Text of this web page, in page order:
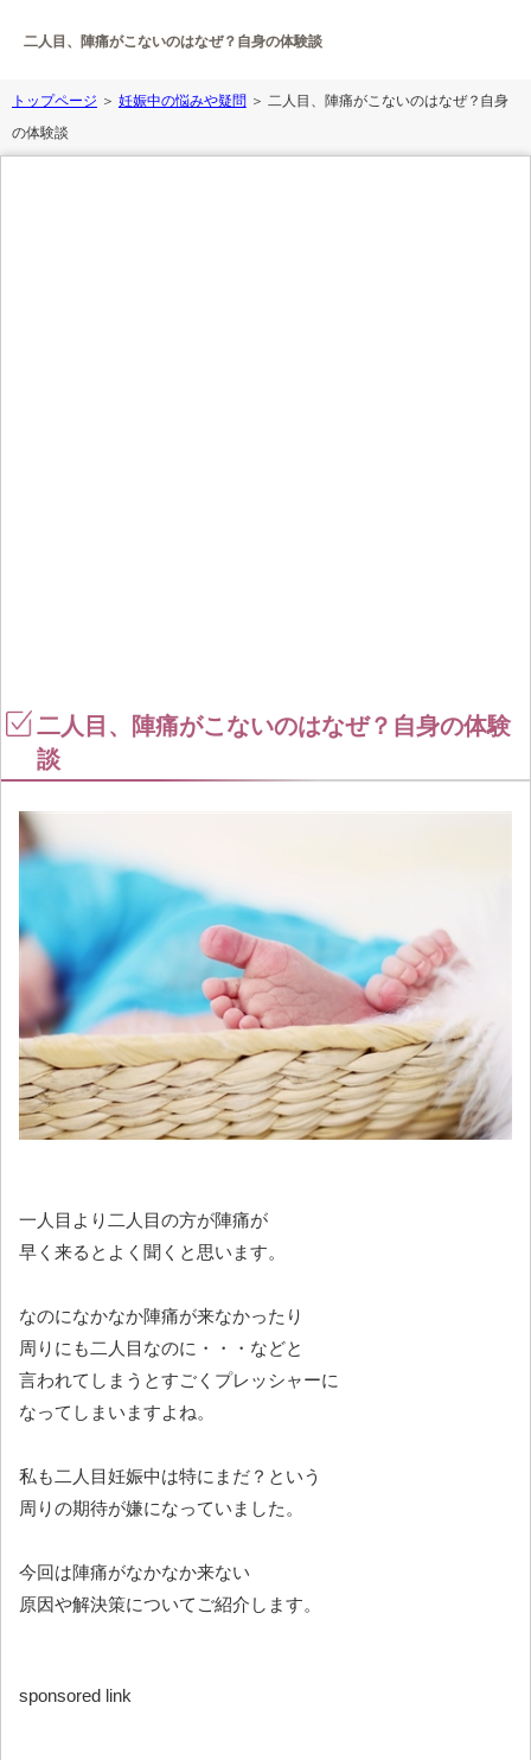
二人目、陣痛がこないのはなぜ？自身の体験談
トップページ ＞ 妊娠中の悩みや疑問 ＞ 二人目、陣痛がこないのはなぜ？自身
の体験談
二人目、陣痛がこないのはなぜ？自身の体験
談
一人目より二人目の方が陣痛が
早く来るとよく聞くと思います。
なのになかなか陣痛が来なかったり
周りにも二人目なのに・・・などと
言われてしまうとすごくプレッシャーに
なってしまいますよね。
私も二人目妊娠中は特にまだ？という
周りの期待が嫌になっていました。
今回は陣痛がなかなか来ない
原因や解決策についてご紹介します。
sponsored link